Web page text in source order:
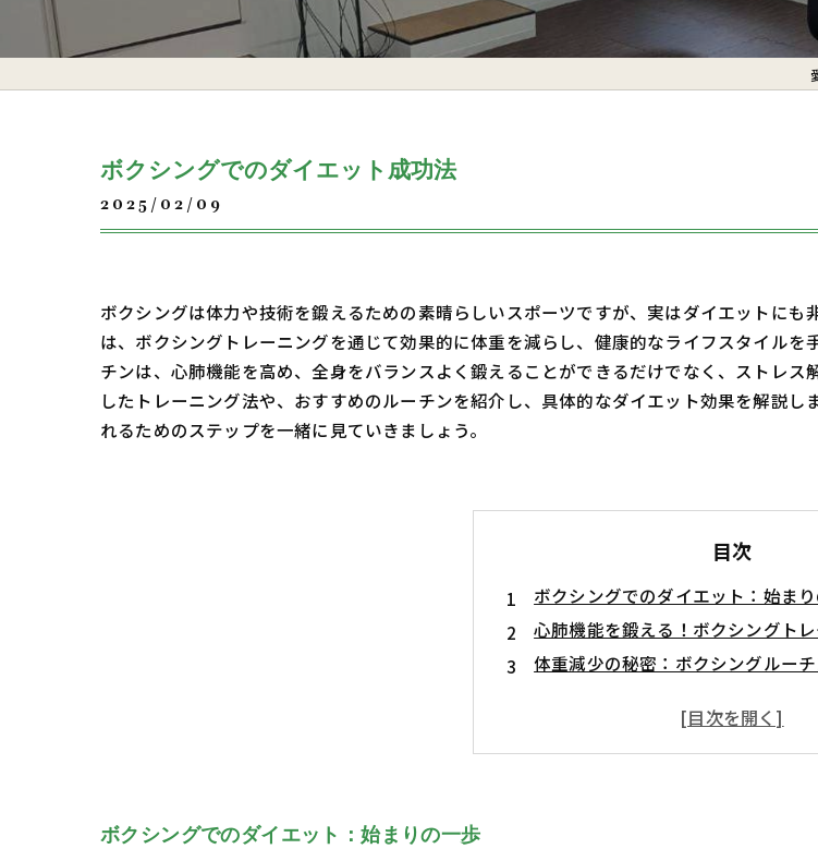
ボクシングでのダイエット成功法
2025/02/09
ボクシングは体力や技術を鍛えるための素晴らしいスポーツですが、実はダイエットに
は、ボクシングトレーニングを通じて効果的に体重を減らし、健康的なライフスタイル
チンは、心肺機能を高め、全身をバランスよく鍛えることができるだけでなく、ストレ
したトレーニング法や、おすすめのルーチンを紹介し、具体的なダイエット効果を解説
れるためのステップを一緒に見ていきましょう。
目次
ボクシングでのダイエット：始ま
心肺機能を鍛える！ボクシングト
体重減少の秘密：ボクシングルー
中級者以上のためのカスタマイズ
ボクシングでのダイエット：始まりの一歩